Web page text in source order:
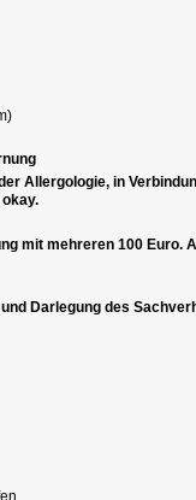
Allergologie, in
mit mehreren 100
Darlegung des